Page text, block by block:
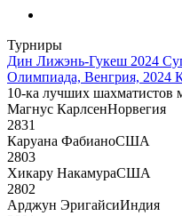
Турниры
Дин Лижэнь-Гукеш 2024
Олимпиада, Венгрия, 2024
10-ка лучших шахматистов
Магнус КарлсенНорвегия
2831
Каруана ФабианоСША
2803
Хикару НакамураСША
2802
Арджун ЭригайсиИндия